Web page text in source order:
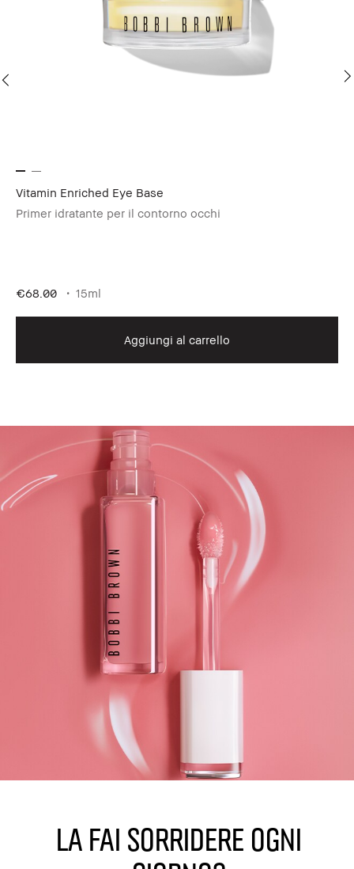
Vitamin Enriched Eye Base
Primer idratante per il contorno occhi
€68.00 15ml
Aggiungi al carrello
La fai sorridere ogni